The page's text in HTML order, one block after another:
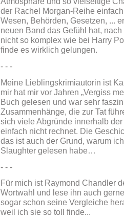
der Rachel Morgan-Reihe
Wesen, Behörden, Gesetzen, ...
neuen Band das Gefühl hat,
nicht so komplex wie bei Harry
finde es wirklich gelungen.
- - -
Meine Lieblingskrimiautorin ist
mir hat mir vor Jahren „Vergiss
Buch gelesen und war sehr
Zusammenhänge, die zur Tat
sich viele Abgründe innerhalb
einfach nicht rechnet. Die
das ist auch der Grund, warum
Slaughter gelesen habe…
- - -
Für mich ist Raymond Chandler
Wortwahl und lese ihn auch
sogar schon seine Vergleiche
weil ich sie so toll finde...